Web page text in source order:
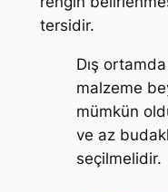
tersidir.
Dış
malzeme
mümkün
ve az
seçilmelidir.